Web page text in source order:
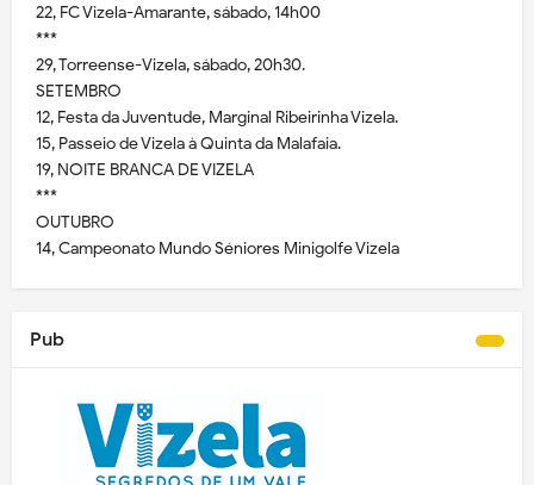
22, FC Vizela-Amarante, sábado, 14h00
***
29, Torreense-Vizela, sábado, 20h30.
SETEMBRO
12, Festa da Juventude, Marginal Ribeirinha Vizela.
15, Passeio de Vizela à Quinta da Malafaia.
19, NOITE BRANCA DE VIZELA
***
OUTUBRO
14, Campeonato Mundo Séniores Minigolfe Vizela
Pub